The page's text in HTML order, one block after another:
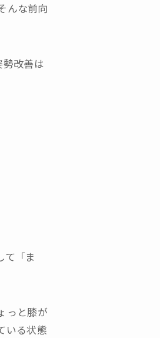
んな前向
改善は
て「ま
っと膝が
いる状態